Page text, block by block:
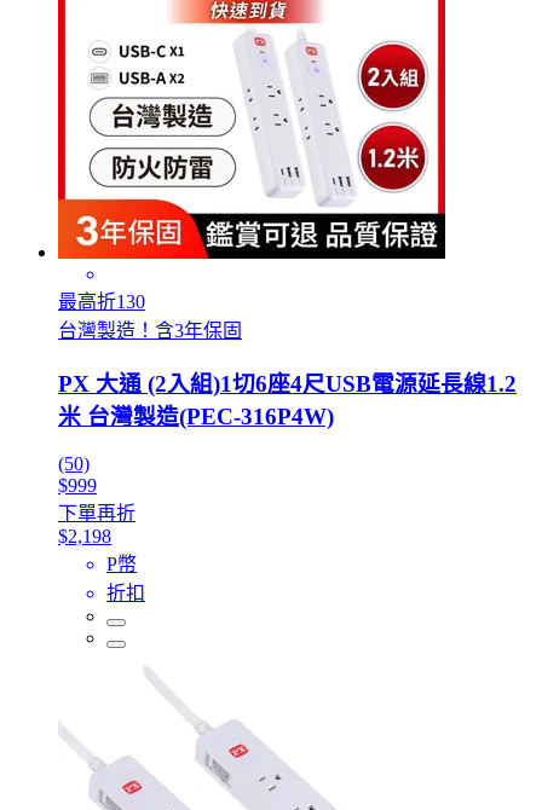
最高折130
台灣製造！含3年保固
PX 大通 (2入組)1切6座4尺USB電源延長線1.2
米 台灣製造(PEC-316P4W)
(50)
$999
下單再折
$2,198
P幣
折扣